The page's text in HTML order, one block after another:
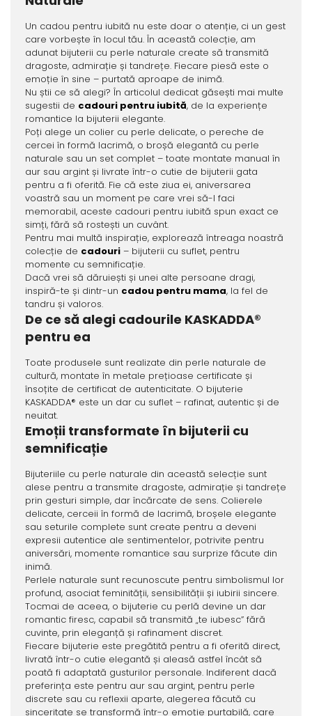
Un cadou pentru iubită nu este doar o atenție, ci un gest
care vorbește în locul tău. În această colecție, am
adunat bijuterii cu perle naturale create să transmită
dragoste, admirație și tandrețe. Fiecare piesă este o
emoție în sine – purtată aproape de inimă.
Nu știi ce să alegi? În articolul dedicat găsești mai multe
sugestii de cadouri pentru iubită, de la experiențe
romantice la bijuterii elegante.
Poți alege un colier cu perle delicate, o pereche de
cercei în formă lacrimă, o broșă elegantă cu perle
naturale sau un set complet – toate montate manual în
aur sau argint și livrate într-o cutie de bijuterii gata
pentru a fi oferită. Fie că este ziua ei, aniversarea
voastră sau un moment pe care vrei să-l faci
memorabil, aceste cadouri pentru iubită spun exact ce
simți, fără să rostești un cuvânt.
Pentru mai multă inspirație, explorează întreaga noastră
colecție de cadouri– bijuterii cu suflet, pentru
momente cu semnificație.
Dacă vrei să dăruiești și unei alte persoane dragi,
inspiră-te și dintr-un cadou pentru mama, la fel de
tandru și valoros.
De ce să alegi cadourile KASKADDA®
pentru ea
Toate produsele sunt realizate din perle naturale de
cultură, montate în metale prețioase certificate și
însoțite de certificat de autenticitate. O bijuterie
KASKADDA® este un dar cu suflet – rafinat, autentic și de
neuitat.
Emoții transformate în bijuterii cu
semnificație
Bijuteriile cu perle naturale din această selecție sunt
alese pentru a transmite dragoste, admirație și tandrețe
prin gesturi simple, dar încărcate de sens. Colierele
delicate, cerceii în formă de lacrimă, broșele elegante
sau seturile complete sunt create pentru a deveni
expresii autentice ale sentimentelor, potrivite pentru
aniversări, momente romantice sau surprize făcute din
inimă.
Perlele naturale sunt recunoscute pentru simbolismul lor
profund, asociat feminității, sensibilității și iubirii sincere.
Tocmai de aceea, o bijuterie cu perlă devine un dar
romantic firesc, capabil să transmită „te iubesc” fără
cuvinte, prin eleganță și rafinament discret.
Fiecare bijuterie este pregătită pentru a fi oferită direct,
livrată într-o cutie elegantă și aleasă astfel încât să
poată fi adaptată gusturilor personale. Indiferent dacă
preferința este pentru aur sau argint, pentru perle
discrete sau cu reflexii aparte, alegerea făcută cu
sinceritate se transformă într-o emoție purtabilă, care